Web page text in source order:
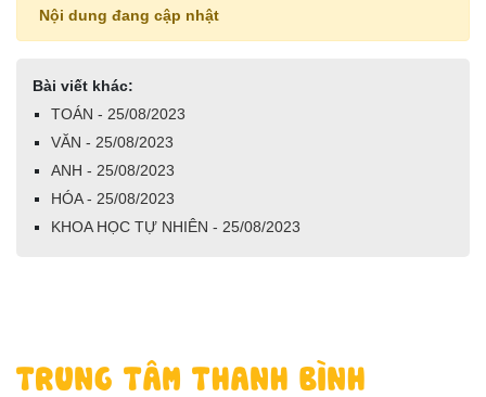
Nội dung đang cập nhật
Bài viết khác:
TOÁN - 25/08/2023
VĂN - 25/08/2023
ANH - 25/08/2023
HÓA - 25/08/2023
KHOA HỌC TỰ NHIÊN - 25/08/2023
TRUNG TÂM THANH BÌNH